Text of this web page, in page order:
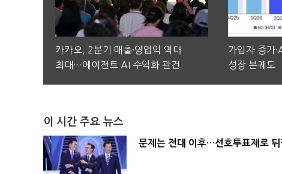
카카오, 2분기 매출·영업익 역대
최대…에이전트 AI 수익화 관건
가입자 증가
성장 본궤도
이 시간 주요 뉴스
문제는 전대 이후…선호투표제로